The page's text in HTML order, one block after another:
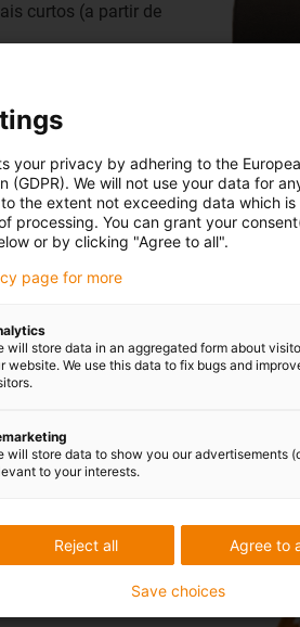
curtos (a partir de
:
e melhora a
your privacy by adhering to the
(GDPR). We will not use your data for
the extent not exceeding data which is
processing. You can grant your
or by clicking "Agree to all".
page for more
will store data in an aggregated form about
website. We use this data to fix bugs and
will store data to show you our advertisements
to your interests.
Agree to
Reject all
Save choices